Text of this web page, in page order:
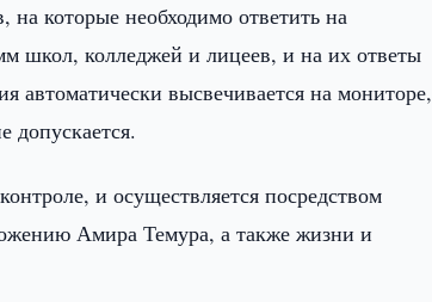
которые необходимо ответить на
школ, колледжей и лицеев, и на их ответы
автоматически высвечивается на мониторе,
и осуществляется посредством
Амира Темура, а также жизни и